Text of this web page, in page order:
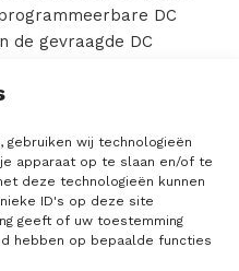
gebruiken wij technologieën
apparaat op te slaan en/of te
deze technologieën kunnen
ID's op deze site
geeft of uw toestemming
hebben op bepaalde functies
DC
de gevraagde DC
die niet
behoedt voor schade.
uitgerust met een
te elimineren.
verschillende
van gevoelige